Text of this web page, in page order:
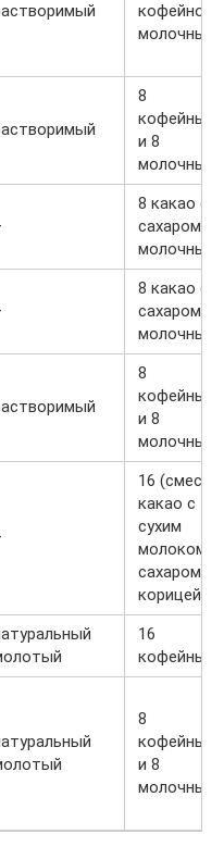
кофейно-
молочных
8
кофейных
и 8
молочных
8 какао с
сахаром, 8
молочных
8 какао с
сахаром, 8
молочных
8
кофейных
и 8
молочных
16 (смесь
какао с
сухим
молоком,
сахаром и
корицей)
16
кофейных
8
кофейных
и 8
молочных